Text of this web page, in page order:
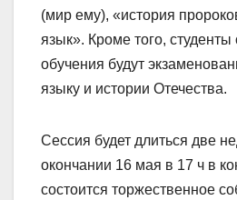
(мир ему), «история
язык». Кроме того,
обучения будут
языку и истории Отечества.
Сессия будет длиться две
окончании 16 мая в 17 ч в
состоится торжественное